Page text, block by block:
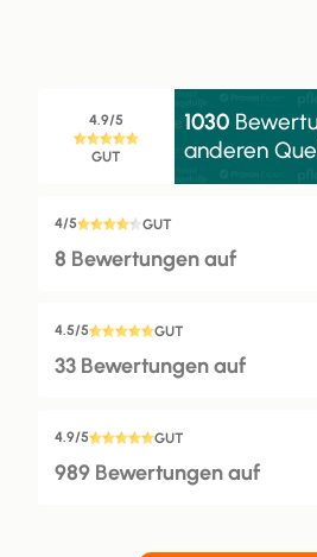
4.9/5
GUT
1030
anderen
4/5 GUT
8 Bewertungen auf
4.5/5 GUT
33 Bewertungen auf
4.9/5 GUT
989 Bewertungen auf